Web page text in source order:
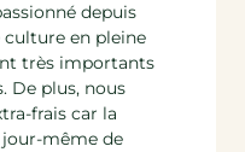
depuis
en pleine
très importants
De plus, nous
frais car la
même de